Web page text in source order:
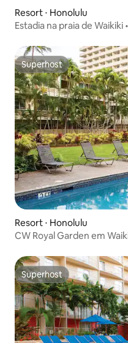
Resort ⋅ Honolulu
Estadia na praia de Waikiki
Superhost
Superhost
Resort ⋅ Honolulu
CW Royal Garden em
Superhost
Superhost